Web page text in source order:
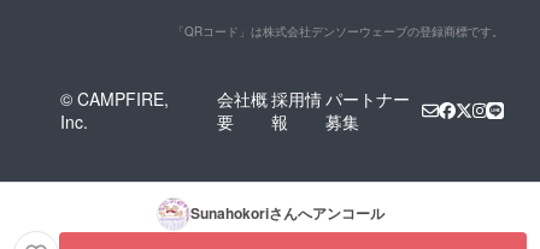
「QRコード」は株式会社デンソーウェーブの登録商標です。
© CAMPFIRE,
Inc.
会社概
要
採用情
報
パートナー
募集
Sunahokoriさんへアンコール